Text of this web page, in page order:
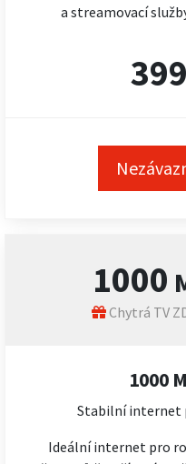
a streamovací
399
1000
Chytrá TV
1000
Stabilní internet
Ideální internet pro